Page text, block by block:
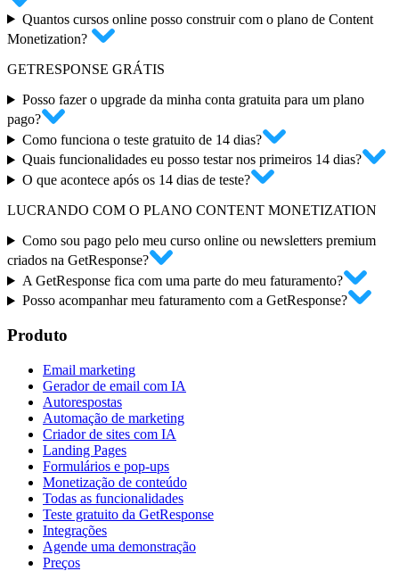
Quantos cursos online posso construir com o plano de Content
Monetization?
GETRESPONSE GRÁTIS
Posso fazer o upgrade da minha conta gratuita para um plano
pago?
Como funciona o teste gratuito de 14 dias?
Quais funcionalidades eu posso testar nos primeiros 14 dias?
O que acontece após os 14 dias de teste?
LUCRANDO COM O PLANO CONTENT MONETIZATION
Como sou pago pelo meu curso online ou newsletters premium
criados na GetResponse?
A GetResponse fica com uma parte do meu faturamento?
Posso acompanhar meu faturamento com a GetResponse?
Produto
Email marketing
Gerador de email com IA
Autorespostas
Automação de marketing
Criador de sites com IA
Landing Pages
Formulários e pop-ups
Monetização de conteúdo
Todas as funcionalidades
Teste gratuito da GetResponse
Integrações
Agende uma demonstração
Preços